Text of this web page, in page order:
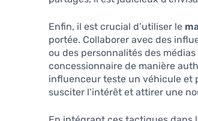
Enfin, il est crucial d’utiliser le
portée. Collaborer avec des
ou des personnalités des
concessionnaire de manière
influenceur teste un véhicule et
susciter l’intérêt et attirer une